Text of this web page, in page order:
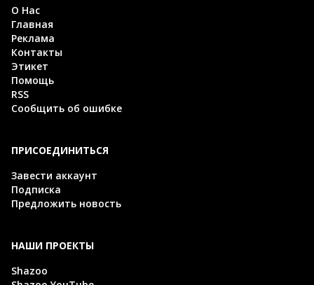
О Нас
Главная
Реклама
Контакты
Этикет
Помощь
RSS
Сообщить об ошибке
ПРИСОЕДИНИТЬСЯ
Завести аккаунт
Подписка
Предложить новость
НАШИ ПРОЕКТЫ
Shazoo